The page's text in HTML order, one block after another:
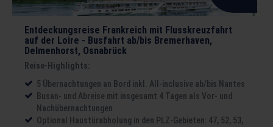
Entdeckungsreise Frankreich mit Flusskreuzfahrt
auf der Loire - Busfahrt ab/bis Bremerhaven,
Delmenhorst, Osnabrück
Reise-Highlights:
5 Übernachtungen an Bord inkl. All-inclusive ab/bis Nantes
Busan- und Abreise mit insgesamt 4 Tagen als Vor- und
Nachübernachtungen
Optional Haustürabholung in den PLZ-Gebieten: 47, 52, 53,